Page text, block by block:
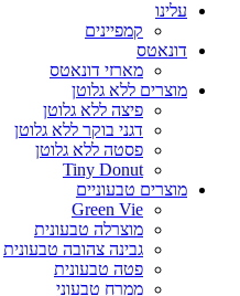
עלינו
קמפיינים
דונאטס
מארזי דונאטס
מוצרים ללא גלוטן
פיצה ללא גלוטן
דגני בוקר ללא גלוטן
פסטה ללא גלוטן
Tiny Donut
מוצרים טבעוניים
Green Vie
מוצרלה טבעונית
גבינה צהובה טבעונית
פטה טבעונית
ממרח טבעוני